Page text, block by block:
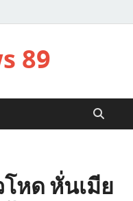
89
หด หั่นเมีย